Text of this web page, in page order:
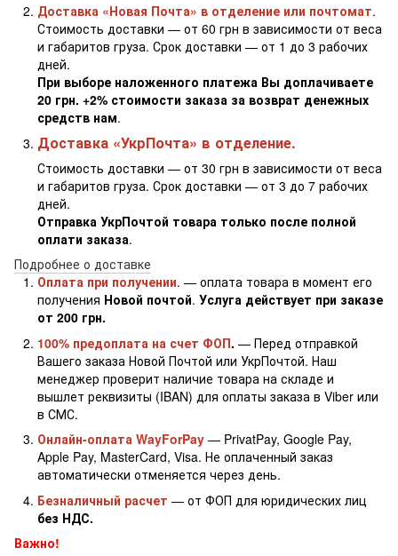
Доставка «Новая Почта» в отделение или почтомат.
Стоимость доставки — от 60 грн в зависимости от веса
и габаритов груза. Срок доставки — от 1 до 3 рабочих
дней.
При выборе наложенного платежа Вы доплачиваете
20 грн. +2% стоимости заказа за возврат денежных
средств нам.
Доставка «УкрПочта» в отделение.
Стоимость доставки — от 30 грн в зависимости от веса
и габаритов груза. Срок доставки — от 3 до 7 рабочих
дней.
Отправка УкрПочтой товара только после полной
оплати заказа.
Подробнее о доставке
Оплата при получении. — оплата товара в момент его
получения Новой почтой. Услуга действует при заказе
от 200 грн.
100% предоплата на счет ФОП. — Перед отправкой
Вашего заказа Новой Почтой или УкрПочтой. Наш
менеджер проверит наличие товара на складе и
вышлет реквизиты (IBAN) для оплаты заказа в Viber или
в СМС.
Онлайн-оплата WayForPay — PrivatPay, Google Pay,
Apple Pay, MasterCard, Visa. Не оплаченный заказ
автоматически отменяется через день.
Безналичный расчет — от ФОП для юридических лиц
без НДС.
Важно!